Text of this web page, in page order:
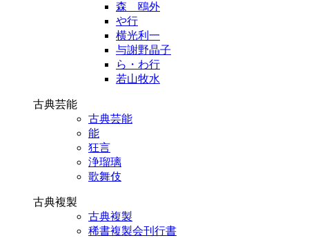
森 鴎外
や行
横光利一
与謝野晶子
ら・わ行
若山牧水
古典芸能
古典芸能
能
狂言
浄瑠璃
歌舞伎
古典複製
古典複製
稀書複製会刊行書